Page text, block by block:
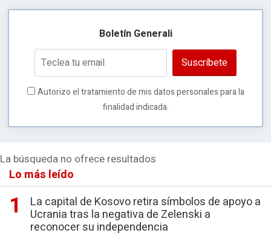
MERCADOFINANCIERO
GENERACIÓN DE OPORTUNIDADES
Boletín Generali
Suscríbete
Autorizo el tratamiento de mis datos personales para la
finalidad indicada.
La búsqueda no ofrece resultados
Lo más leído
La capital de Kosovo retira símbolos de apoyo a
Ucrania tras la negativa de Zelenski a
reconocer su independencia